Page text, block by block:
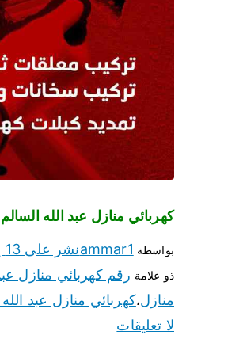
كهربائي منازل عبد الله السالم 66409555 رقم فني كهربائي عبد الله السالم
بواسطة ammar1نشر على 13 يوليو، 2020
ذو علامة رقم كهربائي منازل
منازل،كهربائي منازل عبد
لا تعليقات